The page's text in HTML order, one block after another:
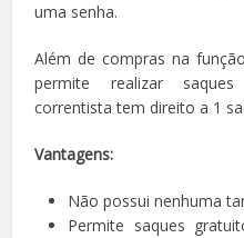
uma senha.
Além de compras na
permite realizar
correntista tem direito a 1
Vantagens:
Não possui nenhuma
Permite saques